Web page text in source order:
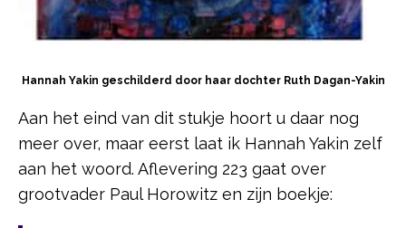
Hannah Yakin geschilderd door haar dochter Ruth Dagan-Yakin
Aan het eind van dit stukje hoort u daar nog
meer over, maar eerst laat ik Hannah Yakin zelf
aan het woord. Aflevering 223 gaat over
grootvader Paul Horowitz en zijn boekje: